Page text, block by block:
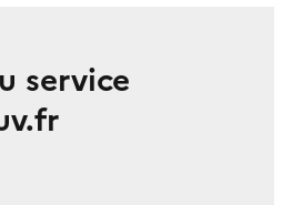
service